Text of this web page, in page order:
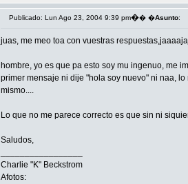
Publicado: Lun Ago 23, 2004 9:39 pm�� �Asunto:
juas, me meo toa con vuestras
hombre, yo es que pa esto soy mu ingenuo,
primer mensaje ni dije "hola soy nuevo" ni naa,
mismo....
Lo que no me parece correcto es que sin ni
Saludos,
Charlie "K" Beckstrom
Afotos: